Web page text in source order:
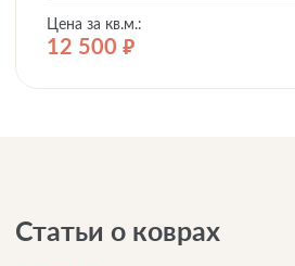
Цена за кв.м.:
12 500 руб.
Статьи о коврах